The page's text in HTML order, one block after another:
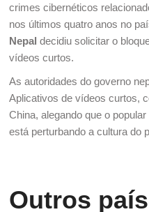
crimes cibernéticos
nos últimos quatro anos no
Nepal decidiu solicitar o
vídeos curtos.
As autoridades do governo
Aplicativos de vídeos curtos,
China, alegando que o
está perturbando a cultura do
Outros